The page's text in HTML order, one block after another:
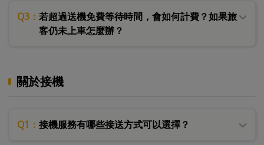
Q3： 若超過送機免費等待時間，會如何計費？如果旅
客仍未上車怎麼辦？
關於接機
Q1： 接機服務有哪些接送方式可以選擇？